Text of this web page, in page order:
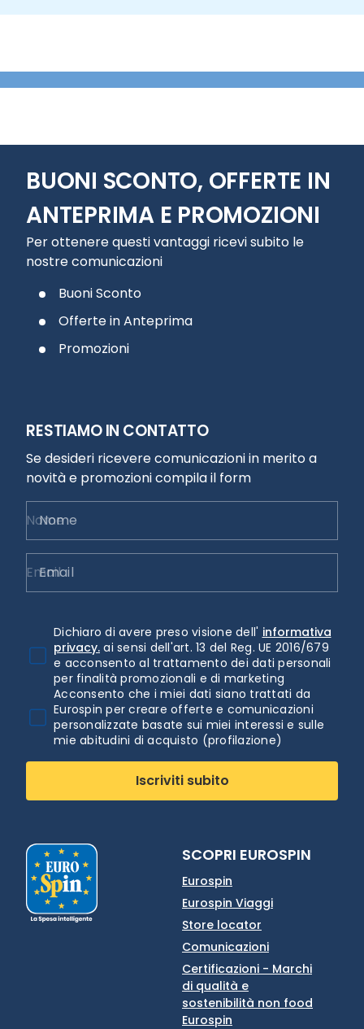
BUONI SCONTO, OFFERTE IN
ANTEPRIMA E PROMOZIONI
Per ottenere questi vantaggi ricevi subito le
nostre comunicazioni
Buoni Sconto
Offerte in Anteprima
Promozioni
RESTIAMO IN CONTATTO
Se desideri ricevere comunicazioni in merito a
novità e promozioni compila il form
Nome
Email
Dichiaro di avere preso visione dell' informativa
privacy. ai sensi dell'art. 13 del Reg. UE 2016/679
e acconsento al trattamento dei dati personali
per finalità promozionali e di marketing
Acconsento che i miei dati siano trattati da
Eurospin per creare offerte e comunicazioni
personalizzate basate sui miei interessi e sulle
mie abitudini di acquisto (profilazione)
Iscriviti subito
SCOPRI EUROSPIN
Eurospin
Eurospin Viaggi
Store locator
Comunicazioni
Certificazioni - Marchi
di qualità e
sostenibilità non food
Eurospin